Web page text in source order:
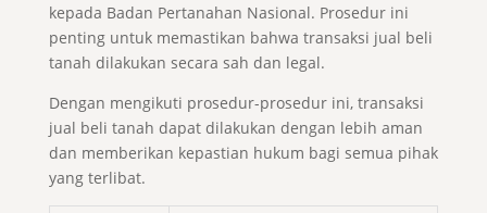
kepada Badan Pertanahan Nasional. Prosedur ini
penting untuk memastikan bahwa transaksi jual beli
tanah dilakukan secara sah dan legal.
Dengan mengikuti prosedur-prosedur ini, transaksi
jual beli tanah dapat dilakukan dengan lebih aman
dan memberikan kepastian hukum bagi semua pihak
yang terlibat.